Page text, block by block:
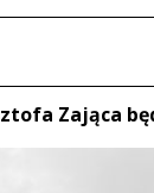
Zająca